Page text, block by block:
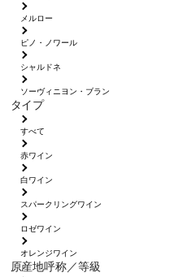
メルロー
ピノ・ノワール
シャルドネ
ソーヴィニヨン・ブラン
タイプ
すべて
赤ワイン
白ワイン
スパークリングワイン
ロゼワイン
オレンジワイン
原産地呼称／等級